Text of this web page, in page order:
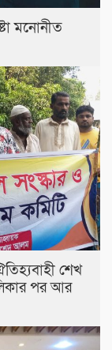
মনোনীত
শেখ
পর আর